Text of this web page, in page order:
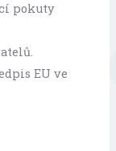
pokuty
EU ve